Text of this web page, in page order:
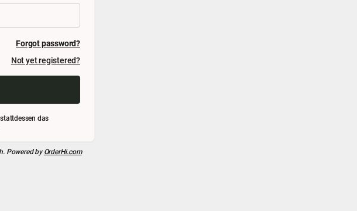
Forgot password?
Not yet registered?
das
Powered byOrderHi.com